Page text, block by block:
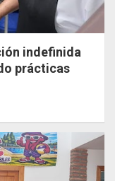
indefinida
prácticas